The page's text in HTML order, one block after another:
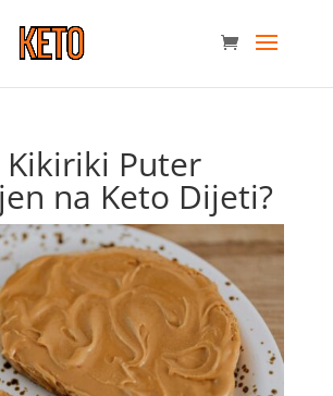
Kikiriki Puter
na Keto Dijeti?